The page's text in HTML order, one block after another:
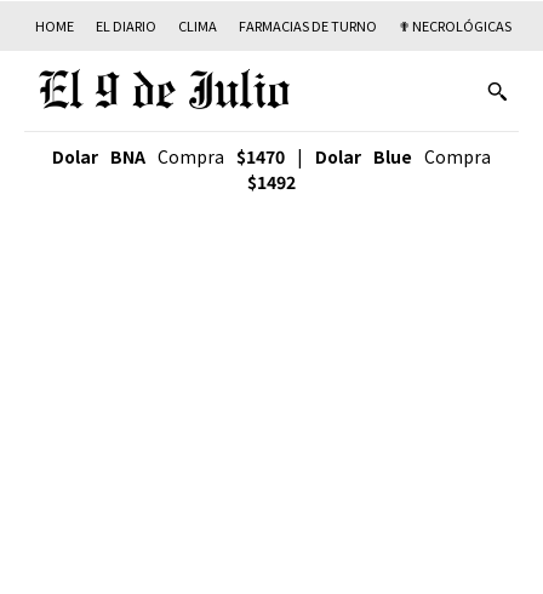
HOME EL DIARIO CLIMA FARMACIAS DE TURNO ✟ NECROLÓGICAS
Dolar BNA Compra $1470 | Dolar Blue Compra
$1492